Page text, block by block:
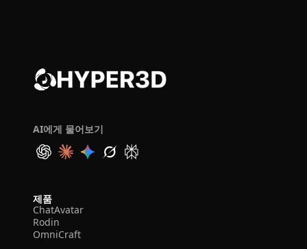
AI에게 물어보기
제품
ChatAvatar
Rodin
OmniCraft